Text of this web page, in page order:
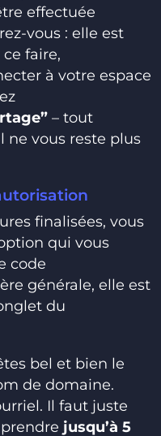
effectuée
vous : elle est
faire,
à votre espace
– tout
ne vous reste plus
finalisées, vous
qui vous
code
générale, elle est
du
bel et bien le
de domaine.
Il faut juste
jusqu’à 5